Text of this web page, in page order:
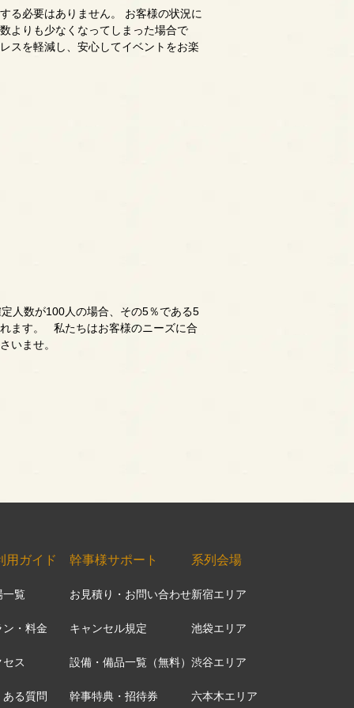
る必要はありません。 お客様の状況に
よりも少なくなってしまった場合で
スを軽減し、安心してイベントをお楽
人数が100人の場合、その5％である5
ます。 私たちはお客様のニーズに合
いませ。
用ガイド
一覧
ン・料金
セス
ある質問
幹事様サポート
お見積り・お問い合わせ
キャンセル規定
設備・備品一覧（無料）
幹事特典・招待券
系列会場
新宿エリア
池袋エリア
渋谷エリア
六本木エリア